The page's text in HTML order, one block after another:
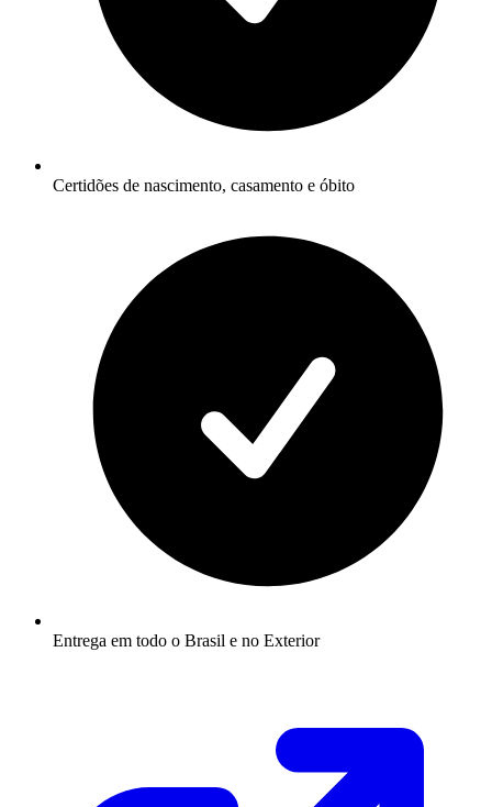
Certidões de nascimento, casamento e óbito
Entrega em todo o Brasil e no Exterior